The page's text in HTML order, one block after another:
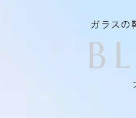
ガラスの